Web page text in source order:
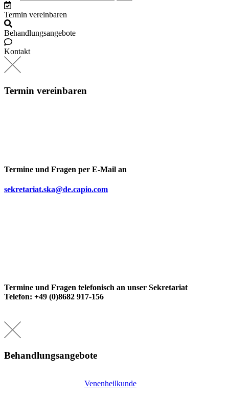
Termin vereinbaren
Behandlungsangebote
Kontakt
Termin vereinbaren
Termine und Fragen per E-Mail an
sekretariat.ska@de.capio.com
Termine und Fragen telefonisch an unser Sekretariat
Telefon: +49 (0)8682 917-156
Behandlungsangebote
Venenheilkunde